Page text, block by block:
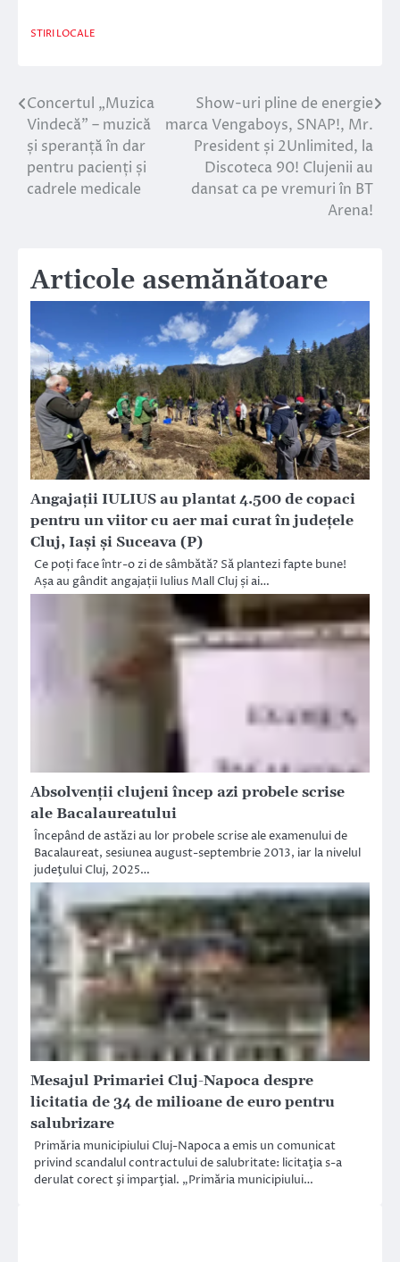
STIRI LOCALE
Navigare
în
articole
Concertul „Muzica
Vindecă” – muzică
și speranță în dar
pentru pacienți și
cadrele medicale
Show-uri pline de energie
marca Vengaboys, SNAP!, Mr.
President și 2Unlimited, la
Discoteca 90! Clujenii au
dansat ca pe vremuri în BT
Arena!
Articole asemănătoare
Angajații IULIUS au plantat 4.500 de copaci
pentru un viitor cu aer mai curat în județele
Cluj, Iași și Suceava (P)
Ce poți face într-o zi de sâmbătă? Să plantezi fapte bune!
Așa au gândit angajații Iulius Mall Cluj și ai…
Absolvenţii clujeni încep azi probele scrise
ale Bacalaureatului
Începând de astăzi au lor probele scrise ale examenului de
Bacalaureat, sesiunea august-septembrie 2013, iar la nivelul
judeţului Cluj, 2025…
Mesajul Primariei Cluj-Napoca despre
licitatia de 34 de milioane de euro pentru
salubrizare
Primăria municipiului Cluj-Napoca a emis un comunicat
privind scandalul contractului de salubritate: licitaţia s-a
derulat corect şi imparţial. „Primăria municipiului…